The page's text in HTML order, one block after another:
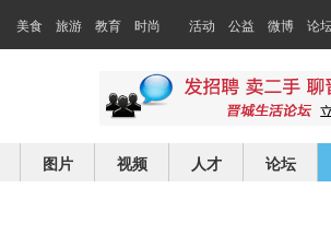
美食 旅游 教育 时尚 活动 公益 微博 论
图片 视频 人才 论坛